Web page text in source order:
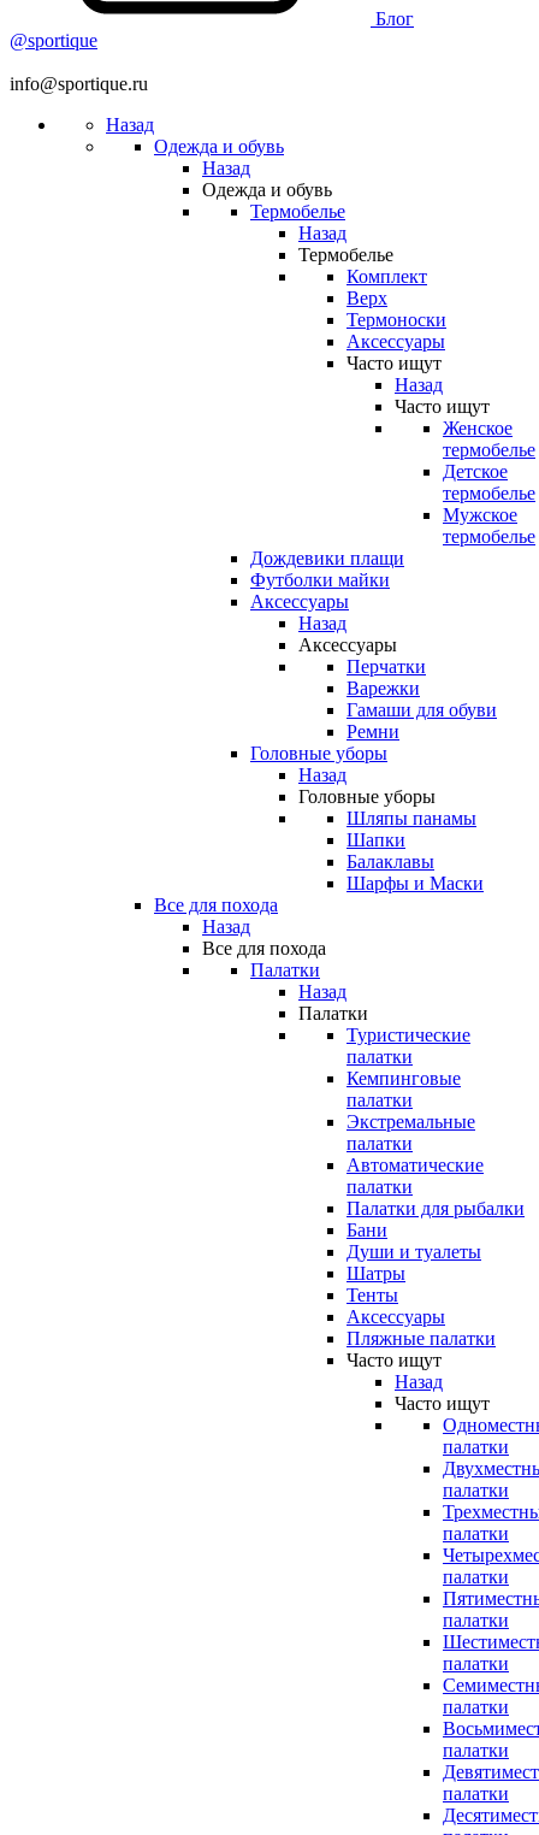
Блог
@sportique
info@sportique.ru
Назад
Одежда и обувь
Назад
Одежда и обувь
Термобелье
Назад
Термобелье
Комплект
Верх
Термоноски
Аксессуары
Часто ищут
Назад
Часто ищут
Женское
термобелье
Детское
термобелье
Мужское
термобелье
Дождевики плащи
Футболки майки
Аксессуары
Назад
Аксессуары
Перчатки
Варежки
Гамаши для обуви
Ремни
Головные уборы
Назад
Головные уборы
Шляпы панамы
Шапки
Балаклавы
Шарфы и Маски
Все для похода
Назад
Все для похода
Палатки
Назад
Палатки
Туристические
палатки
Кемпинговые
палатки
Экстремальные
палатки
Автоматические
палатки
Палатки для рыбалки
Бани
Души и туалеты
Шатры
Тенты
Аксессуары
Пляжные палатки
Часто ищут
Назад
Часто ищут
палатки
палатки
палатки
палатки
палатки
палатки
палатки
палатки
палатки